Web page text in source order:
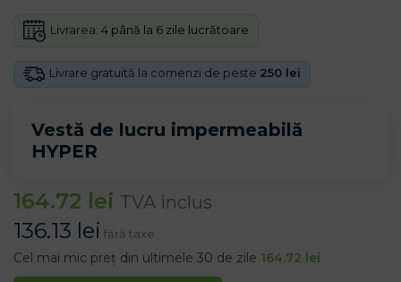
Vestă de lucru impermeabilă
HYPER
Livrare gratuită la comenzi de peste 250 lei
Livrarea: 4 până la 6 zile lucrătoare
164.72 lei TVA inclus
136.13 lei fără taxe
Cel mai mic preț din ultimele 30 de zile 164.72 lei